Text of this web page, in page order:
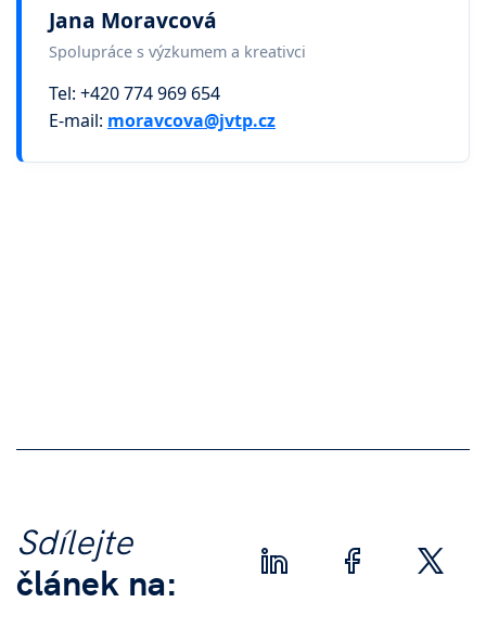
Jana Moravcová
Spolupráce s výzkumem a kreativci
Tel: +420 774 969 654
E-mail: moravcova@jvtp.cz
Sdílejte
článek na: